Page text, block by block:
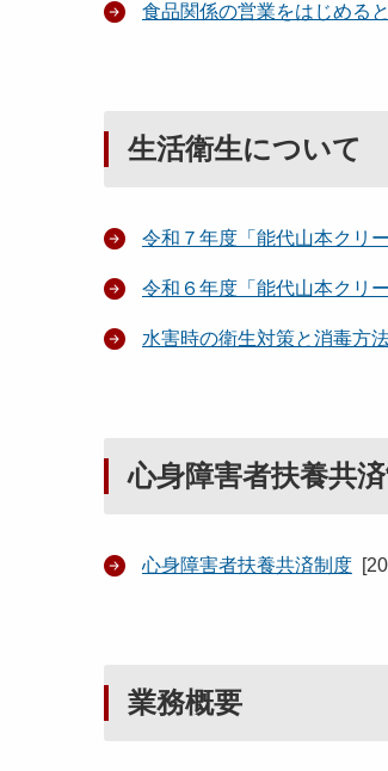
食品関係の営業をはじめる
生活衛生について
令和７年度「能代山本クリ
令和６年度「能代山本クリ
水害時の衛生対策と消毒方
心身障害者扶養共
心身障害者扶養共済制度 [
業務概要